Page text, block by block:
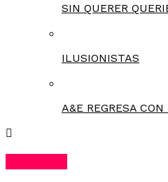
SIN QUERER
ILUSIONISTAS
A&E REGRESA